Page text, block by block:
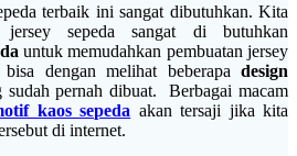
terbaik ini sangat dibutuhkan. Kita
jersey sepeda sangat di butuhkan
untuk memudahkan pembuatan jersey
dengan melihat beberapa design
sudah pernah dibuat. Berbagai macam
kaos sepeda akan tersaji jika kita
di internet.